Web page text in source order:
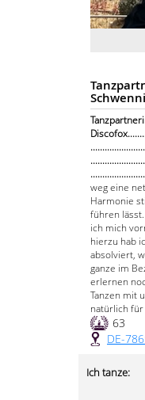
weg eine
Harmonie
führen
ich mich
hierzu hab
absolviert,
ganze im
erlernen
Tanzen mit
natürlich für
63
DE-
Ich tanze: